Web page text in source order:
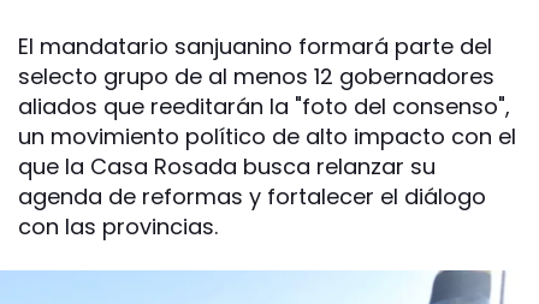
El mandatario sanjuanino formará parte del
selecto grupo de al menos 12 gobernadores
aliados que reeditarán la "foto del consenso",
un movimiento político de alto impacto con el
que la Casa Rosada busca relanzar su
agenda de reformas y fortalecer el diálogo
con las provincias.